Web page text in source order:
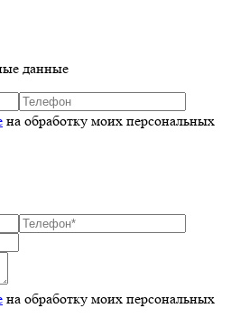
данные
на обработку моих персональных
на обработку моих персональных